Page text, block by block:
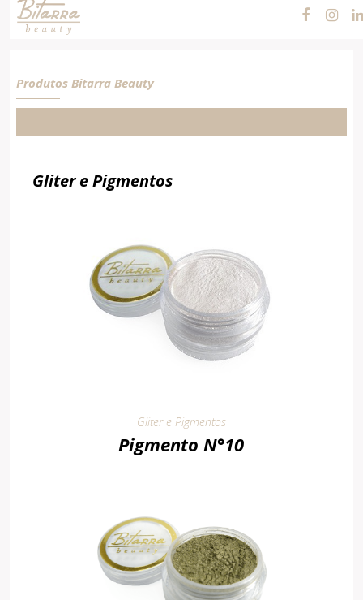
Cosméticos e
Maquiagens
Produtos Bitarra Beauty
Gliter e Pigmentos
Gliter e Pigmentos
Pigmento N°10